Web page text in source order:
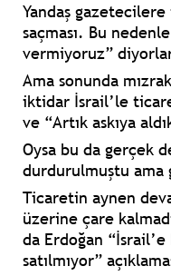
Yandaş gazetecilere
saçması. Bu
vermiyoruz”
Ama sonunda
iktidar İsrail’le
ve “Artık askıya
Oysa bu da gerçek
durdurulmuştu ama
Ticaretin aynen
üzerine çare
da Erdoğan
satılmıyor”